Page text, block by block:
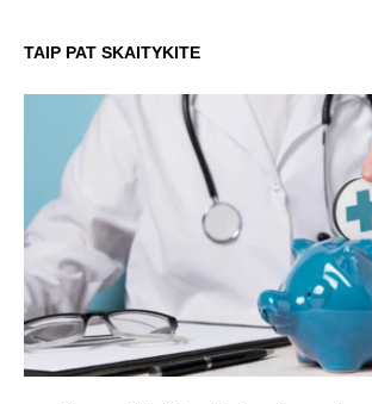
TAIP PAT SKAITYKITE